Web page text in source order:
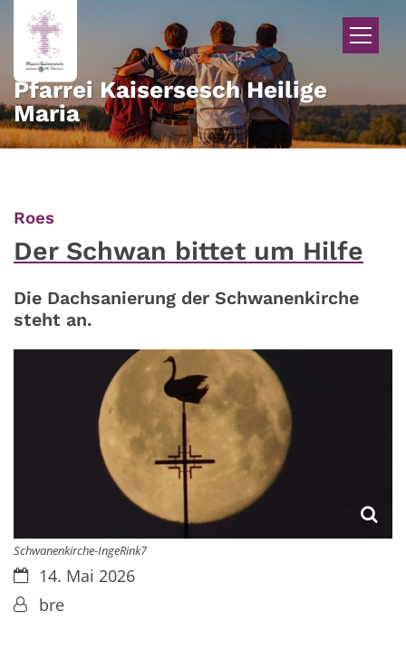
Zum Inhalt springen
Pfarrei Kaisersesch Heilige
Maria
Roes:
Der Schwan bittet um Hilfe
Die Dachsanierung der Schwanenkirche
steht an.
Schwanenkirche-IngeRink7
Datum:14. Mai 2026
Von:bre